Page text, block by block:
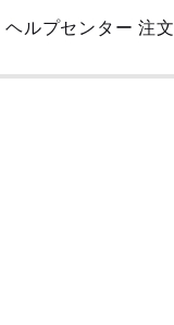
Skip
Main
ヘルプセンター 注文